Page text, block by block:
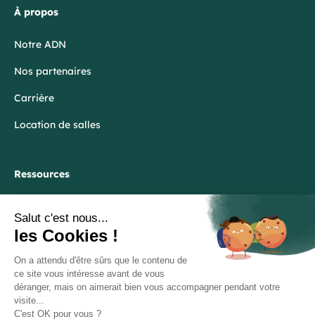
À propos
Notre ADN
Nos partenaires
Carrière
Location de salles
Ressources
FAQ
Lexique